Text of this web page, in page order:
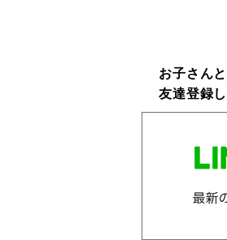
お子さん
友達登録